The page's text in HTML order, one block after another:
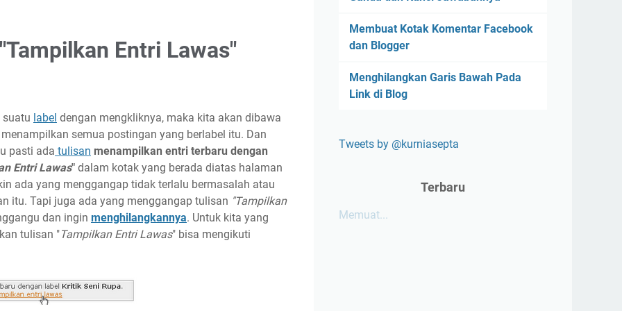
Entri Lawas"
label dengan mengkliknya, maka kita akan dibawa
semua postingan yang berlabel itu. Dan
pasti ada tulisan menampilkan entri terbaru dengan
Entri Lawas" dalam kotak yang berada diatas halaman
ada yang menggangap tidak terlalu bermasalah atau
itu. Tapi juga ada yang menggangap tulisan "Tampilkan
dan ingin menghilangkannya. Untuk kita yang
tulisan "Tampilkan Entri Lawas" bisa mengikuti
Membuat Kotak Komentar Facebook
dan Blogger
Menghilangkan Garis Bawah Pada
Link di Blog
Tweets by @kurniasepta
Terbaru
Memuat...